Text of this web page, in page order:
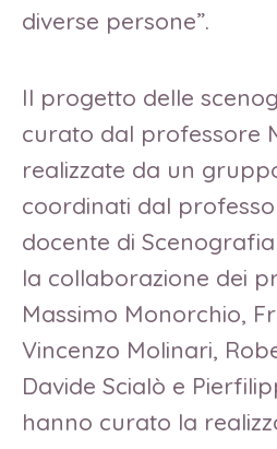
diverse persone”.
Il progetto delle
curato dal professore
realizzate da un
coordinati dal
docente di Scenografia
la collaborazione dei
Massimo Monorchio,
Vincenzo Molinari,
Davide Scialò e
hanno curato la